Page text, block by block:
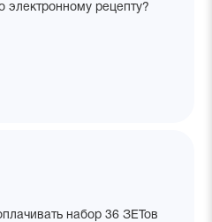
электронному рецепту?
набор 36 ЗЕТов